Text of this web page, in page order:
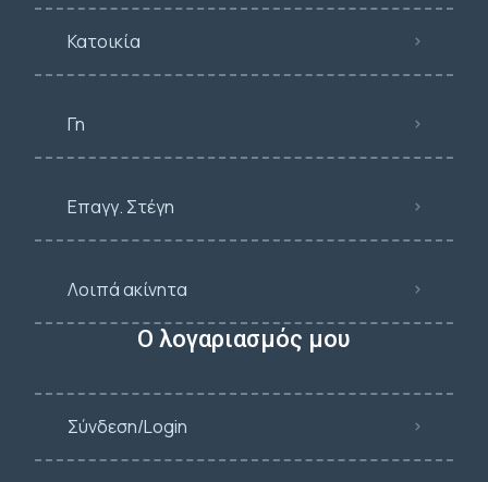
Κατοικία
Γη
Επαγγ. Στέγη
Λοιπά ακίνητα
Ο λογαριασμός μου
Σύνδεση/Login